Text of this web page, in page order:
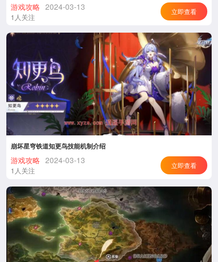
游戏攻略 2024-03-13
1人关注
立即查看
崩坏星穹铁道知更鸟技能机制介绍
游戏攻略 2024-03-13
1人关注
立即查看